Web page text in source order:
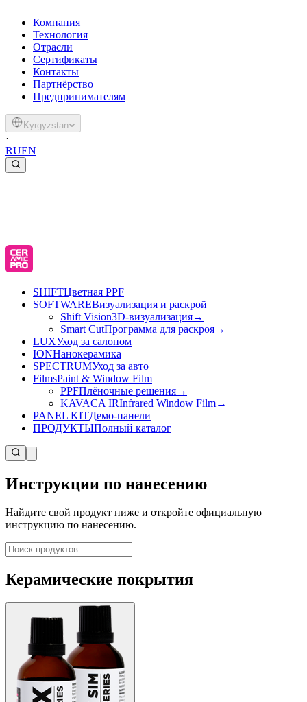
Компания
Технология
Отрасли
Сертификаты
Контакты
Партнёрство
Предпринимателям
Kyrgyzstan
·
RUEN
SHIFTЦветная PPF
SOFTWAREВизуализация и раскрой
Shift Vision3D-визуализация→
Smart CutПрограмма для раскроя→
LUXУход за салоном
IONНанокерамика
SPECTRUMУход за авто
FilmsPaint & Window Film
PPFПлёночные решения→
KAVACA IRInfrared Window Film→
PANEL KITДемо-панели
ПРОДУКТЫПолный каталог
Инструкции по нанесению
Найдите свой продукт ниже и откройте официальную
инструкцию по нанесению.
Керамические покрытия